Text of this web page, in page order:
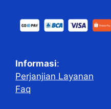
Informasi:
Perjanjian Layanan
Faq